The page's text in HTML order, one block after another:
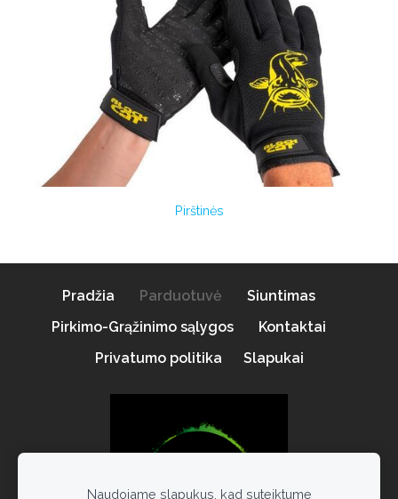
Pirštinės
Pradžia Parduotuvė
Siuntimas
Pirkimo-Grąžinimo sąlygos
Kontaktai
Privatumo politika
Slapukai
Naudojame slapukus, kad suteiktume